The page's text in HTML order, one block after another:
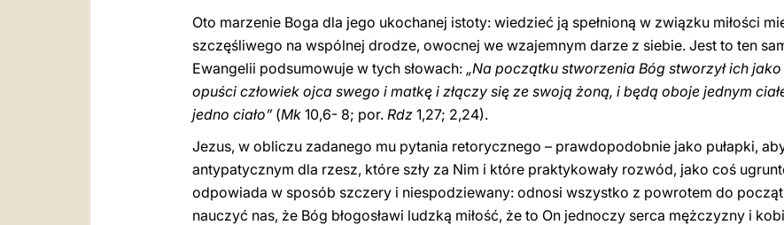
Oto marzenie Boga dla jego ukochanej istoty: wiedzieć ją spełnioną w związku miłości
szczęśliwego na wspólnej drodze, owocnej we wzajemnym darze z siebie. Jest to ten
Ewangelii podsumowuje w tych słowach: „Na początku stworzenia Bóg stworzył ich
opuści człowiek ojca swego i matkę i złączy się ze swoją żoną, i będą oboje jednym
jedno ciało”(Mk 10,6- 8; por. Rdz 1,27; 2,24).
Jezus, w obliczu zadanego mu pytania retorycznego – prawdopodobnie jako pułapki,
antypatycznym dla rzesz, które szły za Nim i które praktykowały rozwód, jako coś
odpowiada w sposób szczery i niespodziewany: odnosi wszystko z powrotem do
nauczyć nas, że Bóg błogosławi ludzką miłość, że to On jednoczy serca mężczyzny i